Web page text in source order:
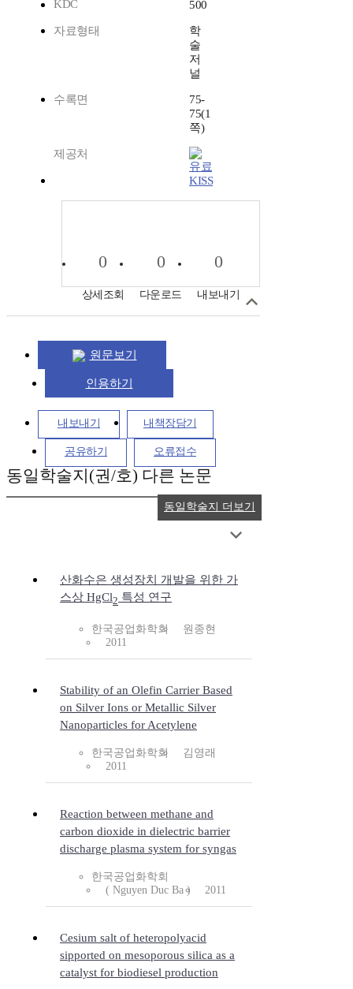
KDC
500
자료형태
학
술
저
널
수록면
75-
75(1
쪽)
제공처
KISS
0
상세조회
0
다운로드
0
내보내기
원문보기
인용하기
내보내기 내책장담기
공유하기 오류접수
동일학술지(권/호) 다른 논문
산화수은 생성장치 개발을 위한 가
스상 HgCl2 특성 연구
한국공업화학회
원종현
2011
Stability of an Olefin Carrier Based
on Silver Ions or Metallic Silver
Nanoparticles for Acetylene
한국공업화학회
김영래
2011
Reaction between methane and
carbon dioxide in dielectric barrier
discharge plasma system for syngas
한국공업화학회
( Nguyen Duc Ba )
2011
Cesium salt of heteropolyacid
sipported on mesoporous silica as a
catalyst for biodiesel production
동일학술지 더보기